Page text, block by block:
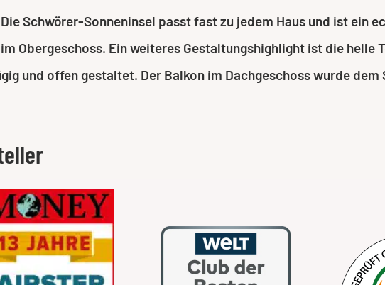
Schwörer-Sonneninsel passt fast zu jedem Haus und ist ein
Obergeschoss. Ein weiteres Gestaltungshighlight ist die helle
und offen gestaltet. Der Balkon im Dachgeschoss wurde